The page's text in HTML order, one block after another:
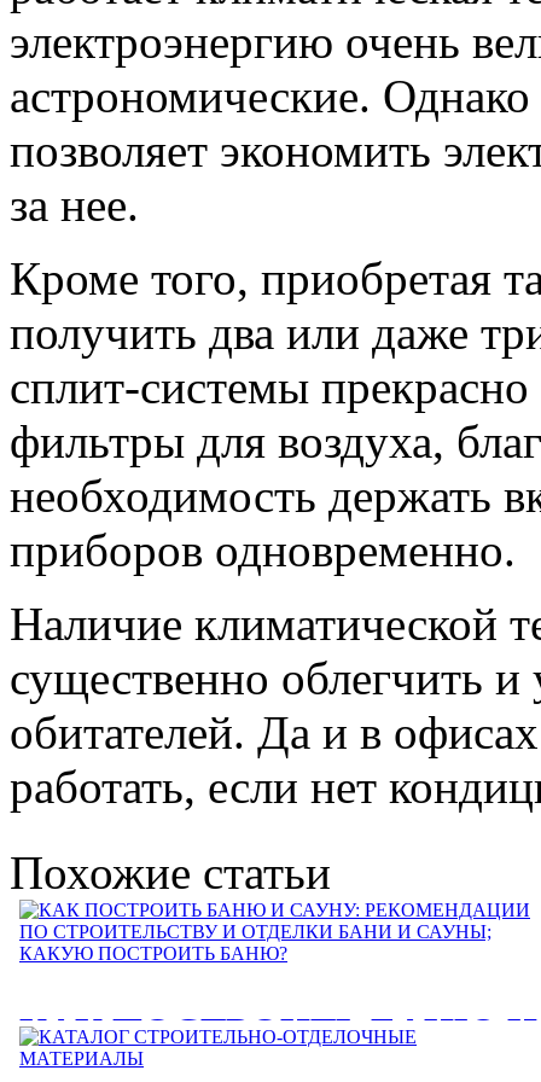
электроэнергию очень
астрономические.
позволяет экономить
за нее.
Кроме того, приобретая
получить два или даже
сплит-системы
фильтры для воздуха,
необходимость держать
приборов одновременно.
Наличие климатической
существенно облегчить
обитателей. Да и в
работать, если нет
Похожие статьи
КАК ПОСТРОИТЬ БАНЮ И